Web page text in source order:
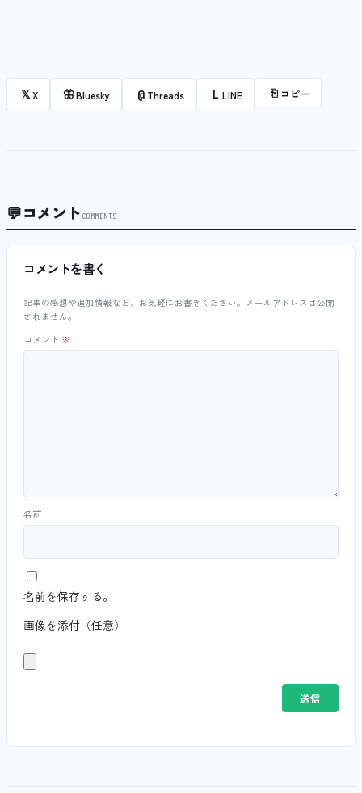
𝕏X 🦋Bluesky @ Threads L LINE ⎘ コピー
💬コメント COMMENTS
コメントを書く
記事の感想や追加情報など、お気軽にお書きください。メールアドレスは公開
されません。
コメント ※
名前
名前を保存する。
画像を添付（任意）